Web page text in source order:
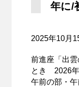
年に/
2025年10月
前進座「出雲
とき 2026年
午前の部・